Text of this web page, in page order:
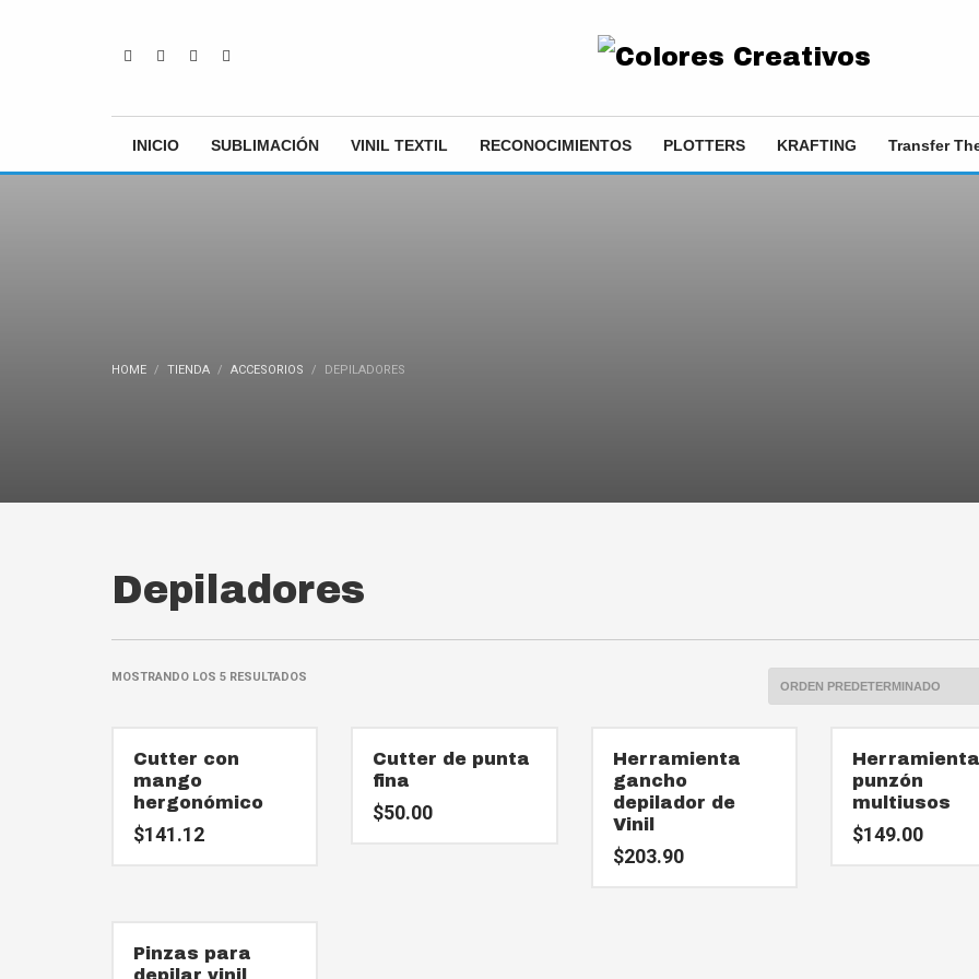
INICIO SUBLIMACIÓN VINIL TEXTIL RECONOCIMIENTOS PLOTTERS KRAFTING Transfer
HOME TIENDA ACCESORIOS DEPILADORES
Depiladores
MOSTRANDO LOS 5 RESULTADOS
Cutter con
mango
hergonómico
$141.12
Cutter de punta
fina
$50.00
Herramienta
gancho
depilador de
Vinil
$203.90
Herramienta
punzón
multiusos
$149.00
Pinzas para
depilar vinil